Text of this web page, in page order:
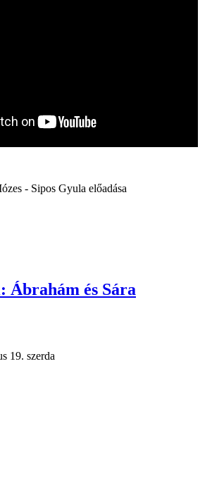
- Sipos Gyula előadása
Ábrahám és Sára
19. szerda